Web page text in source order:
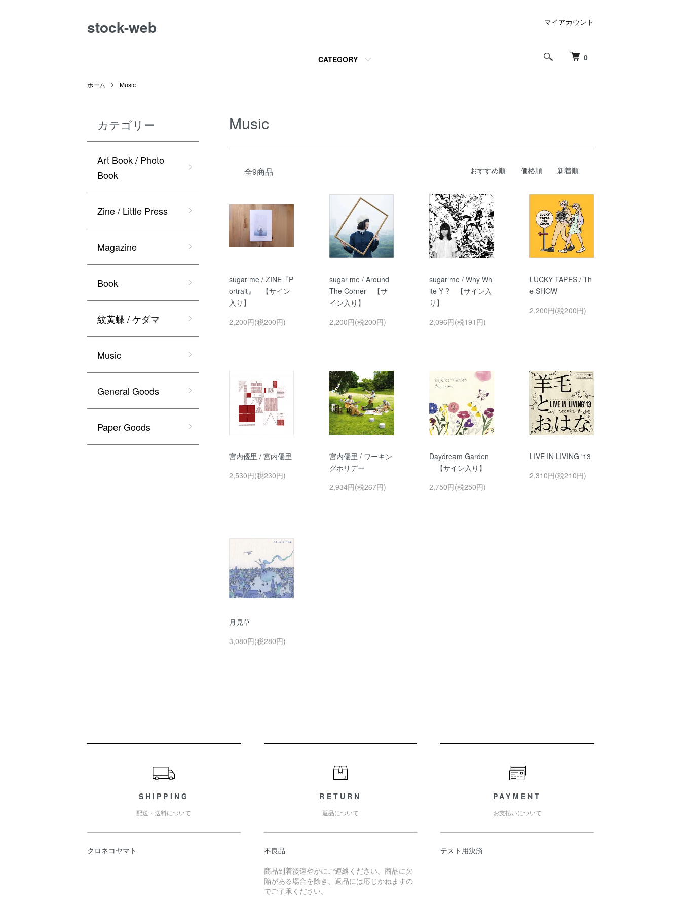
stock-web
0
CATEGORY
マイアカウント
ホーム Music
Music
全9商品 おすすめ順 価格順 新着順
sugar me / ZINE『P
ortrait』 【サイン
入り】
2,200円(税200円)
sugar me / Around
The Corner 【サ
イン入り】
2,200円(税200円)
sugar me / Why Wh
ite Y ? 【サイン入
り】
2,096円(税191円)
LUCKY TAPES / Th
e SHOW
2,200円(税200円)
宮内優里 / 宮内優里
2,530円(税230円)
宮内優里 / ワーキン
グホリデー
2,934円(税267円)
Daydream Garden
【サイン入り】
2,750円(税250円)
LIVE IN LIVING '13
2,310円(税210円)
月見草
3,080円(税280円)
カテゴリー
Art Book / Photo
Book
Zine / Little Press
Magazine
Book
紋黄蝶 / ケダマ
Music
General Goods
Paper Goods
SHIPPING
配送・送料について
クロネコヤマト
RETURN
返品について
不良品
商品到着後速やかにご連絡ください。商品に欠
陥がある場合を除き、返品には応じかねますの
でご了承ください。
PAYMENT
お支払いについて
テスト用決済